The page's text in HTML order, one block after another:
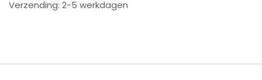
Verzending: 2-5 werkdagen